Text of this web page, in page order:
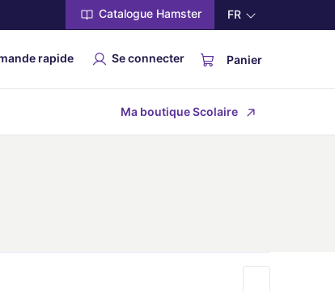
FR
Catalogue Hamster
rapide Se connecter Panier
Ma boutique Scolaire